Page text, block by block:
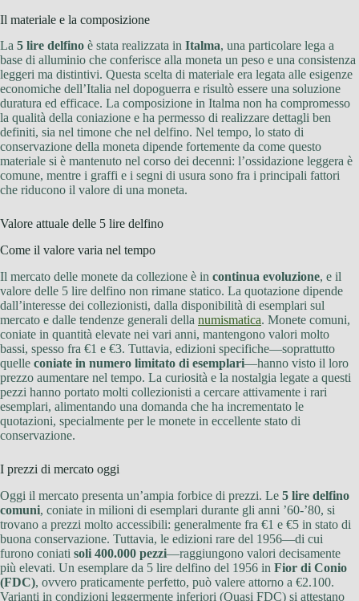
Il materiale e la composizione
La 5 lire delfino è stata realizzata in Italma, una particolare lega a
base di alluminio che conferisce alla moneta un peso e una consistenza
leggeri ma distintivi. Questa scelta di materiale era legata alle esigenze
economiche dell’Italia nel dopoguerra e risultò essere una soluzione
duratura ed efficace. La composizione in Italma non ha compromesso
la qualità della coniazione e ha permesso di realizzare dettagli ben
definiti, sia nel timone che nel delfino. Nel tempo, lo stato di
conservazione della moneta dipende fortemente da come questo
materiale si è mantenuto nel corso dei decenni: l’ossidazione leggera è
comune, mentre i graffi e i segni di usura sono fra i principali fattori
che riducono il valore di una moneta.
Valore attuale delle 5 lire delfino
Come il valore varia nel tempo
Il mercato delle monete da collezione è in continua evoluzione, e il
valore delle 5 lire delfino non rimane statico. La quotazione dipende
dall’interesse dei collezionisti, dalla disponibilità di esemplari sul
mercato e dalle tendenze generali della numismatica. Monete comuni,
coniate in quantità elevate nei vari anni, mantengono valori molto
bassi, spesso fra €1 e €3. Tuttavia, edizioni specifiche—soprattutto
quelle coniate in numero limitato di esemplari—hanno visto il loro
prezzo aumentare nel tempo. La curiosità e la nostalgia legate a questi
pezzi hanno portato molti collezionisti a cercare attivamente i rari
esemplari, alimentando una domanda che ha incrementato le
quotazioni, specialmente per le monete in eccellente stato di
conservazione.
I prezzi di mercato oggi
Oggi il mercato presenta un’ampia forbice di prezzi. Le 5 lire delfino
comuni, coniate in milioni di esemplari durante gli anni ’60-’80, si
trovano a prezzi molto accessibili: generalmente fra €1 e €5 in stato di
buona conservazione. Tuttavia, le edizioni rare del 1956—di cui
furono coniati soli 400.000 pezzi—raggiungono valori decisamente
più elevati. Un esemplare da 5 lire delfino del 1956 in Fior di Conio
(FDC), ovvero praticamente perfetto, può valere attorno a €2.100.
Varianti in condizioni leggermente inferiori (Quasi FDC) si attestano